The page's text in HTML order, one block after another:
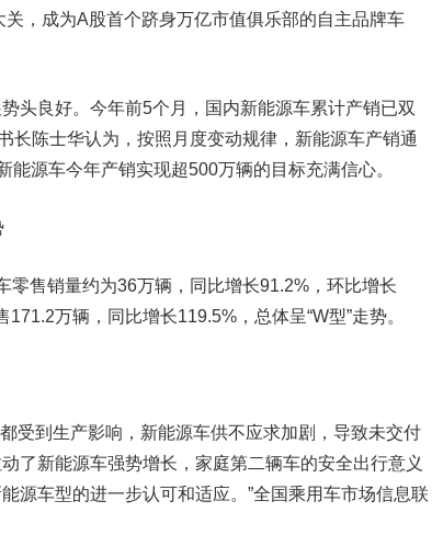
，成为A股首个跻身万亿市值俱乐部的自主品牌车
良好。今年前5个月，国内新能源车累计产销已双
长陈士华认为，按照月度变动规律，新能源车产销通
能源车今年产销实现超500万辆的目标充满信心。
零售销量约为36万辆，同比增长91.2%，环比增长
万辆，同比增长119.5%，总体呈“W型”走势。
到生产影响，新能源车供不应求加剧，导致未交付
了新能源车强势增长，家庭第二辆车的安全出行意义
源车型的进一步认可和适应。”全国乘用车市场信息联